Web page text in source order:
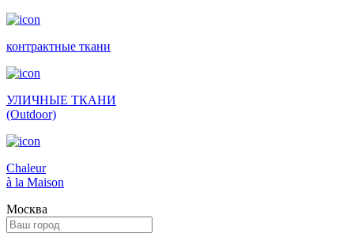
контрактные ткани
УЛИЧНЫЕ ТКАНИ
(Outdoor)
Сhaleur
à la Maison
Москва